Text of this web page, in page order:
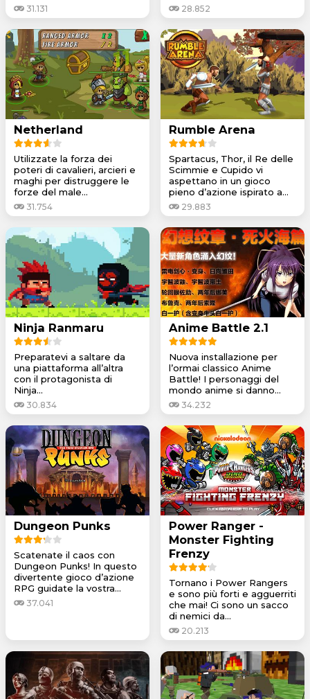
31.131 28.852
Netherland
Utilizzate la forza dei
poteri di cavalieri, arcieri e
maghi per distruggere le
forze del male...
31.754
Rumble Arena
Spartacus, Thor, il Re delle
Scimmie e Cupido vi
aspettano in un gioco
pieno d’azione ispirato a...
29.883
Ninja Ranmaru
Preparatevi a saltare da
una piattaforma all’altra
con il protagonista di
Ninja...
30.834
Anime Battle 2.1
Nuova installazione per
l’ormai classico Anime
Battle! I personaggi del
mondo anime si danno...
34.232
Dungeon Punks
Scatenate il caos con
Dungeon Punks! In questo
divertente gioco d’azione
RPG guidate la vostra...
37.041
Power Ranger -
Monster Fighting
Frenzy
Tornano i Power Rangers
e sono più forti e agguerriti
che mai! Ci sono un sacco
di nemici da...
20.213